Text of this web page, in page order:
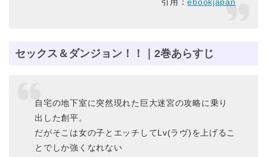
セックス＆ダンジョン！！｜2巻あらすじ
自宅の地下室に突然現れた巨大迷宮の攻略に乗り
出した創平。
だがそこは女の子とエッチしてLv(ラヴ)を上げるこ
とでしか強くなれない